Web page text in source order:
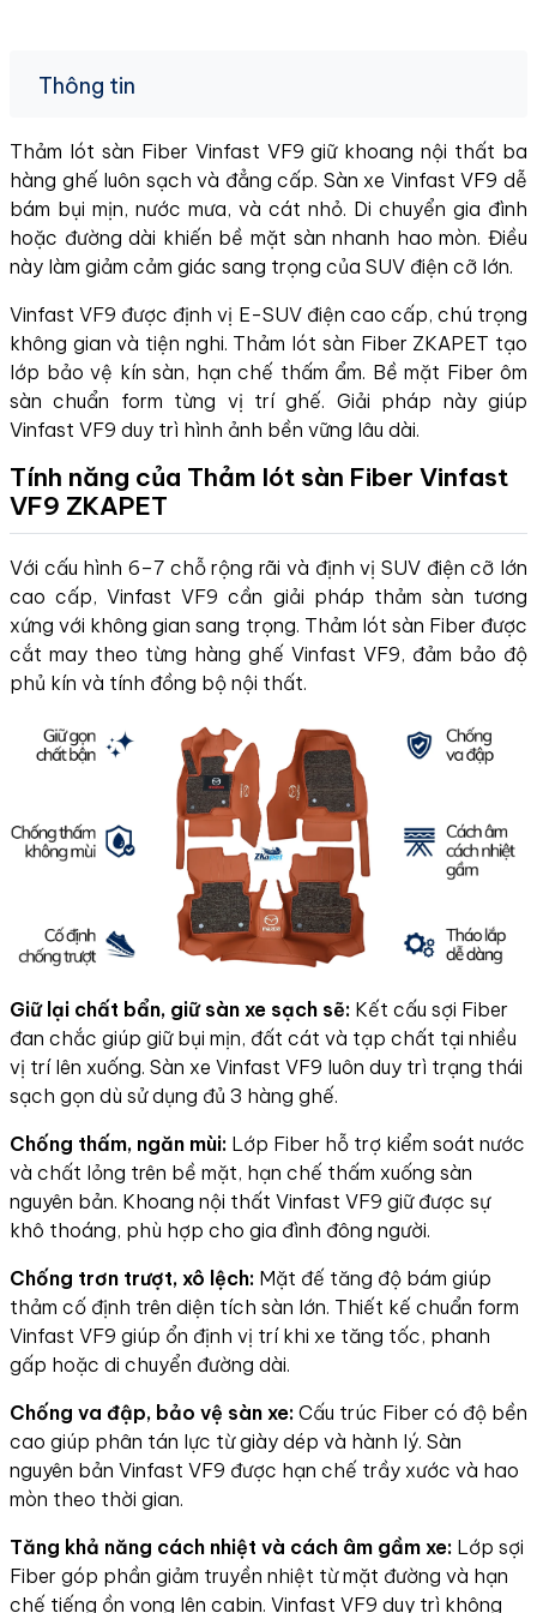
Thông tin
Thảm lót sàn Fiber Vinfast VF9 giữ khoang nội thất ba
hàng ghế luôn sạch và đẳng cấp. Sàn xe Vinfast VF9 dễ
bám bụi mịn, nước mưa, và cát nhỏ. Di chuyển gia đình
hoặc đường dài khiến bề mặt sàn nhanh hao mòn. Điều
này làm giảm cảm giác sang trọng của SUV điện cỡ lớn.
Vinfast VF9 được định vị E-SUV điện cao cấp, chú trọng
không gian và tiện nghi. Thảm lót sàn Fiber ZKAPET tạo
lớp bảo vệ kín sàn, hạn chế thấm ẩm. Bề mặt Fiber ôm
sàn chuẩn form từng vị trí ghế. Giải pháp này giúp
Vinfast VF9 duy trì hình ảnh bền vững lâu dài.
Tính năng của Thảm lót sàn Fiber Vinfast
VF9 ZKAPET
Với cấu hình 6–7 chỗ rộng rãi và định vị SUV điện cỡ lớn
cao cấp, Vinfast VF9 cần giải pháp thảm sàn tương
xứng với không gian sang trọng. Thảm lót sàn Fiber được
cắt may theo từng hàng ghế Vinfast VF9, đảm bảo độ
phủ kín và tính đồng bộ nội thất.
Giữ lại chất bẩn, giữ sàn xe sạch sẽ: Kết cấu sợi Fiber
đan chắc giúp giữ bụi mịn, đất cát và tạp chất tại nhiều
vị trí lên xuống. Sàn xe Vinfast VF9 luôn duy trì trạng thái
sạch gọn dù sử dụng đủ 3 hàng ghế.
Chống thấm, ngăn mùi: Lớp Fiber hỗ trợ kiểm soát nước
và chất lỏng trên bề mặt, hạn chế thấm xuống sàn
nguyên bản. Khoang nội thất Vinfast VF9 giữ được sự
khô thoáng, phù hợp cho gia đình đông người.
Chống trơn trượt, xô lệch: Mặt đế tăng độ bám giúp
thảm cố định trên diện tích sàn lớn. Thiết kế chuẩn form
Vinfast VF9 giúp ổn định vị trí khi xe tăng tốc, phanh
gấp hoặc di chuyển đường dài.
Chống va đập, bảo vệ sàn xe: Cấu trúc Fiber có độ bền
cao giúp phân tán lực từ giày dép và hành lý. Sàn
nguyên bản Vinfast VF9 được hạn chế trầy xước và hao
mòn theo thời gian.
Tăng khả năng cách nhiệt và cách âm gầm xe: Lớp sợi
Fiber góp phần giảm truyền nhiệt từ mặt đường và hạn
chế tiếng ồn vọng lên cabin. Vinfast VF9 duy trì không